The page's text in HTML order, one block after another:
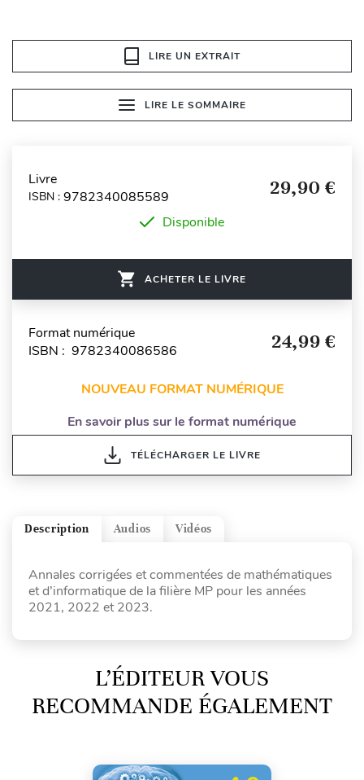
LIRE UN EXTRAIT
LIRE LE SOMMAIRE
Livre
ISBN : 9782340085589 29,90 €
Disponible
ACHETER LE LIVRE
Format numérique
ISBN : 9782340086586
24,99 €
NOUVEAU FORMAT NUMÉRIQUE
En savoir plus sur le format numérique
TÉLÉCHARGER LE LIVRE
Vidéos
Audios
Description
Annales corrigées et commentées de mathématiques
et d’informatique de la filière MP pour les années
2021, 2022 et 2023.
L’ÉDITEUR VOUS
RECOMMANDE ÉGALEMENT